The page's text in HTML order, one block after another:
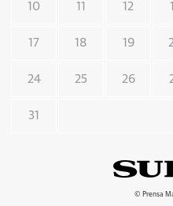
10 11 12
17 18 19
24 25 26
31
© Prensa